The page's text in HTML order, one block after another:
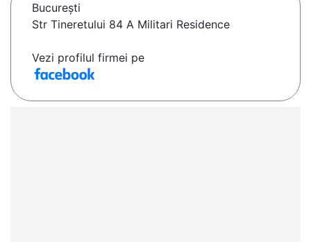
Bucureşti
Str Tineretului 84 A Militari Residence
Vezi profilul firmei pe